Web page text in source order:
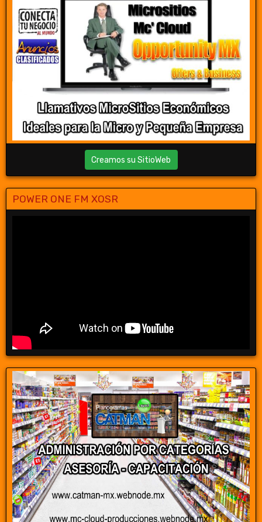
Creamos su SitioWeb
POWER ONE FM XOSR